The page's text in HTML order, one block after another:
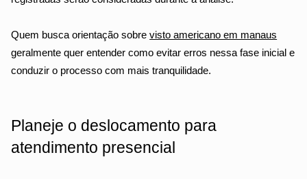
Quem busca orientação sobre visto americano em manaus
geralmente quer entender como evitar erros nessa fase inicial e
conduzir o processo com mais tranquilidade.
Planeje o deslocamento para
atendimento presencial